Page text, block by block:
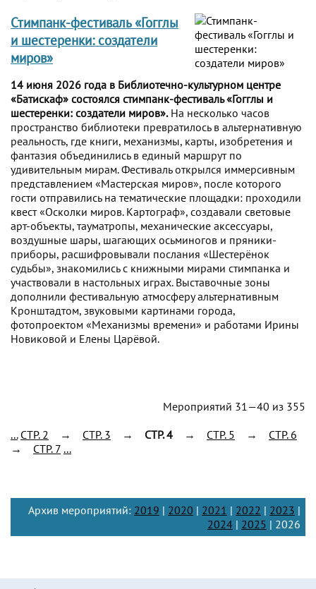
Стимпанк-фестиваль «Гогглы
и шестеренки: создатели
миров»
14 июня 2026 года в Библиотечно-культурном центре
«Батискаф» состоялся стимпанк-фестиваль «Гогглы и
шестеренки: создатели миров».На несколько часов
пространство библиотеки превратилось в альтернативную
реальность, где книги, механизмы, карты, изобретения и
фантазия объединились в единый маршрут по
удивительным мирам. Фестиваль открылся иммерсивным
представлением «Мастерская миров», после которого
гости отправились на тематические площадки: проходили
квест «Осколки миров. Картограф», создавали световые
арт-объекты, тауматропы, механические аксессуары,
воздушные шары, шагающих осьминогов и пряники-
приборы, расшифровывали послания «Шестерёнок
судьбы», знакомились с книжными мирами стимпанка и
участвовали в настольных играх. Выставочные зоны
дополнили фестивальную атмосферу альтернативным
Кронштадтом, звуковыми картинами города,
фотопроектом «Механизмы времени» и работами Ирины
Новиковой и Елены Царёвой.
Мероприятий 31—40 из 355
... CTP. 2 → CTP. 3 → CTP. 4 → CTP. 5 → CTP. 6
→ CTP. 7 ...
Архив мероприятий: 2019 | 2020 | 2021 | 2022 | 2023 |
2024 | 2025 | 2026